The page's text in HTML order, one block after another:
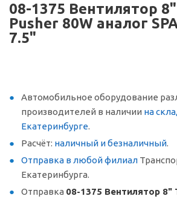
08-1375 Вентилятор
Pusher 80W аналог
7.5"
Автомобильное оборудование
производителей в наличии на
Екатеринбурге.
Расчёт: наличный и безналичный.
Отправка в любой филиал
Екатеринбурга.
Отправка 08-1375 Вентилятор 8"